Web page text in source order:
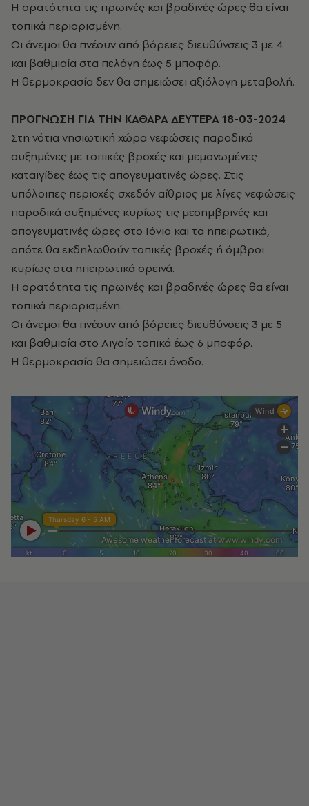
Η ορατότητα τις πρωινές και βραδινές ώρες θα είναι
τοπικά περιορισμένη.
Οι άνεμοι θα πνέουν από βόρειες διευθύνσεις 3 με 4
και βαθμιαία στα πελάγη έως 5 μποφόρ.
Η θερμοκρασία δεν θα σημειώσει αξιόλογη μεταβολή.
ΠΡΟΓΝΩΣΗ ΓΙΑ ΤΗΝ ΚΑΘΑΡΑ ΔΕΥΤΕΡΑ 18-03-2024
Στη νότια νησιωτική χώρα νεφώσεις παροδικά
αυξημένες με τοπικές βροχές και μεμονωμένες
καταιγίδες έως τις απογευματινές ώρες. Στις
υπόλοιπες περιοχές σχεδόν αίθριος με λίγες νεφώσεις
παροδικά αυξημένες κυρίως τις μεσημβρινές και
απογευματινές ώρες στο Ιόνιο και τα ηπειρωτικά,
οπότε θα εκδηλωθούν τοπικές βροχές ή όμβροι
κυρίως στα ηπειρωτικά ορεινά.
Η ορατότητα τις πρωινές και βραδινές ώρες θα είναι
τοπικά περιορισμένη.
Οι άνεμοι θα πνέουν από βόρειες διευθύνσεις 3 με 5
και βαθμιαία στο Αιγαίο τοπικά έως 6 μποφόρ.
Η θερμοκρασία θα σημειώσει άνοδο.